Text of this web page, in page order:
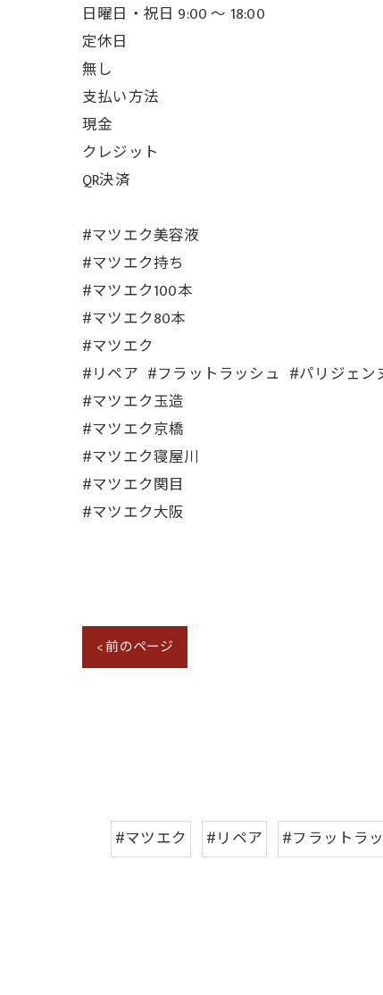
日曜日・祝日 9:00 ～ 18:00
定休日
無し
支払い方法
現金
クレジット
QR決済
#マツエク美容液
#マツエク持ち
#マツエク100本
#マツエク80本
#マツエク
#リペア #フラットラッシュ #パリジェ
#マツエク玉造
#マツエク京橋
#マツエク寝屋川
#マツエク関目
#マツエク大阪
< 前のページ
#マツエク #リペア #フラットラ